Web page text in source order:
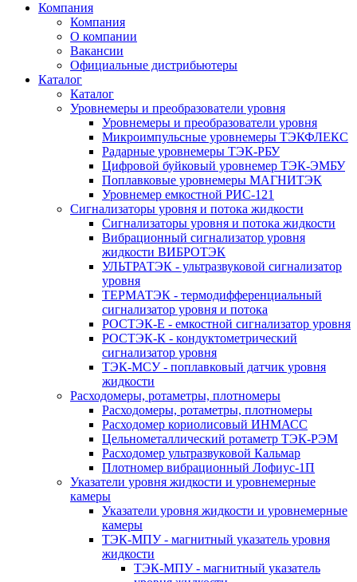
Компания
Компания
О компании
Вакансии
Официальные дистрибьютеры
Каталог
Каталог
Уровнемеры и преобразователи уровня
Уровнемеры и преобразователи уровня
Микроимпульсные уровнемеры ТЭКФЛЕКС
Радарные уровнемеры ТЭК-РБУ
Цифровой буйковый уровнемер ТЭК-ЭМБУ
Поплавковые уровнемеры МАГНИТЭК
Уровнемер емкостной РИС-121
Сигнализаторы уровня и потока жидкости
Сигнализаторы уровня и потока жидкости
Вибрационный сигнализатор уровня
жидкости ВИБРОТЭК
УЛЬТРАТЭК - ультразвуковой сигнализатор
уровня
ТЕРМАТЭК - термодифференциальный
сигнализатор уровня и потока
РОСТЭК-Е - емкостной сигнализатор уровня
РОСТЭК-К - кондуктометрический
сигнализатор уровня
ТЭК-МСУ - поплавковый датчик уровня
жидкости
Расходомеры, ротаметры, плотномеры
Расходомеры, ротаметры, плотномеры
Расходомер кориолисовый ИНМАСС
Цельнометаллический ротаметр ТЭК-РЭМ
Расходомер ультразвуковой Кальмар
Плотномер вибрационный Лофиус-1П
Указатели уровня жидкости и уровнемерные
камеры
Указатели уровня жидкости и уровнемерные
камеры
ТЭК-МПУ - магнитный указатель уровня
жидкости
ТЭК-МПУ - магнитный указатель